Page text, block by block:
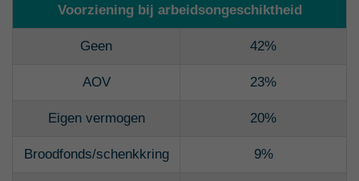
Voorziening bij arbeidsongeschiktheid
Geen 42%
AOV 23%
Eigen vermogen 20%
Broodfonds/schenkkring 9%